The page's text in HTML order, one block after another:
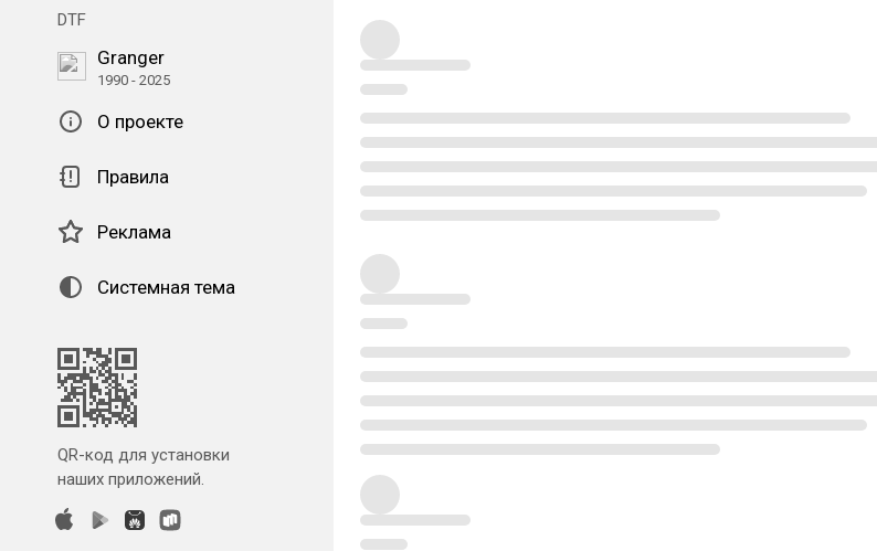
DTF
Granger
1990 - 2025
О проекте
Правила
Реклама
Системная тема
QR-код для установки
наших приложений.